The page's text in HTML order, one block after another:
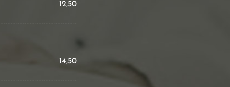
12,50
14,50